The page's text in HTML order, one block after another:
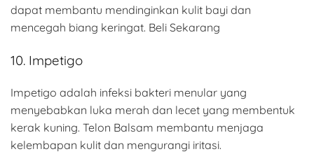
dapat membantu mendinginkan kulit bayi dan
mencegah biang keringat. Beli Sekarang
10. Impetigo
Impetigo adalah infeksi bakteri menular yang
menyebabkan luka merah dan lecet yang membentuk
kerak kuning. Telon Balsam membantu menjaga
kelembapan kulit dan mengurangi iritasi.